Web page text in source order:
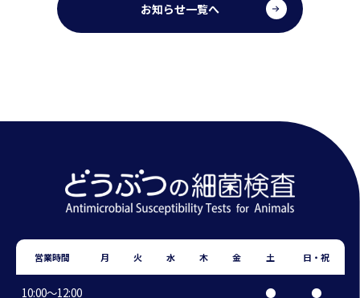
お知らせ一覧へ
営業時間 月 火 水 木 金 土 日・祝
10:00〜12:00 ● ●